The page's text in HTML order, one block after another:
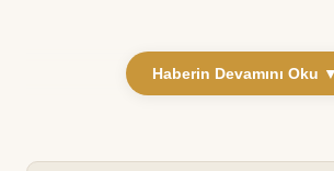
Haberin Devamını Oku ▼